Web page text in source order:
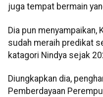
juga tempat bermain
Dia pun menyampaikan,
sudah meraih predikat
katagori Nindya sejak
Diungkapkan dia,
Pemberdayaan